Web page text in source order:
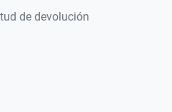
de devolución